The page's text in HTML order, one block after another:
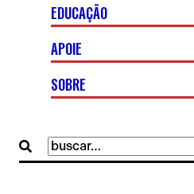
Buscar
por:
EDUCAÇÃO
APOIE
SOBRE